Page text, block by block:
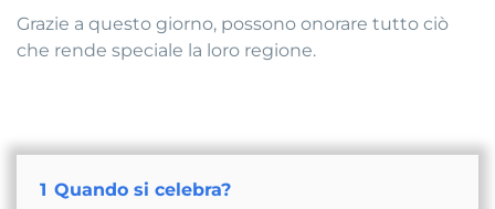
Grazie a questo giorno, possono onorare tutto ciò
che rende speciale la loro regione.
1 Quando si celebra?